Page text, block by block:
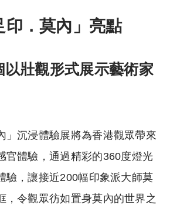
印．莫內」亮點
壯觀形式展示藝術家
」沉浸體驗展將為香港觀眾帶來
官體驗，通過精彩的360度燈光
驗，讓接近200幅印象派大師莫
，令觀眾彷如置身莫內的世界之